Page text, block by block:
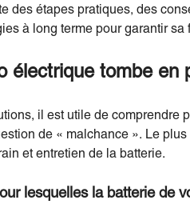
des étapes pratiques, des
à long terme pour garantir
électrique tombe
il est utile de comprendre
de « malchance ». Le
et entretien de la batterie.
lesquelles la batterie de